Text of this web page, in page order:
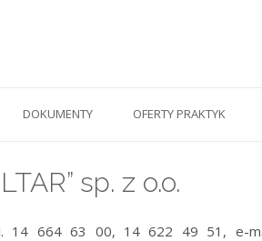
DOKUMENTY OFERTY PRAKTYK
sp. z o.o.
14 664 63 00, 14 622 49 51, e-